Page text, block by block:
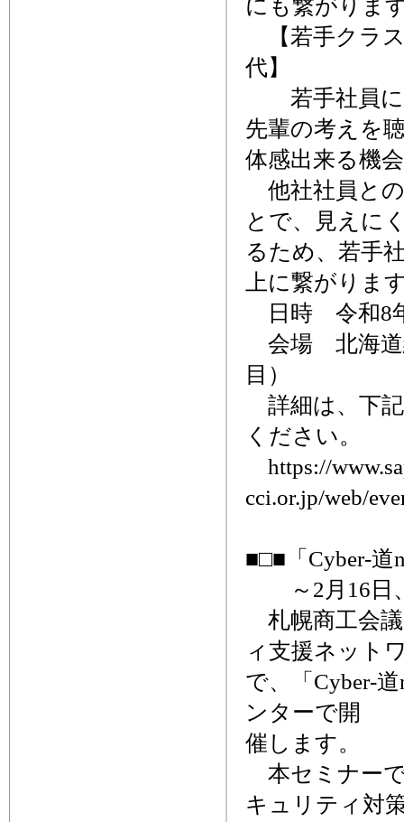
にも繋がりま
【若手クラ
代】
若手社員に
先輩の考えを
体感出来る機
他社社員と
とで、見えに
るため、若手
上に繋がりま
日時 令和8年
会場 北海道
目）
詳細は、下
ください。
https://
cci.or.jp/web/
■□■「Cyber-
～2月16日、
札幌商工会
ィ支援ネット
で、「Cyber-
ンターで開
催します。
本セミナー
キュリティ対